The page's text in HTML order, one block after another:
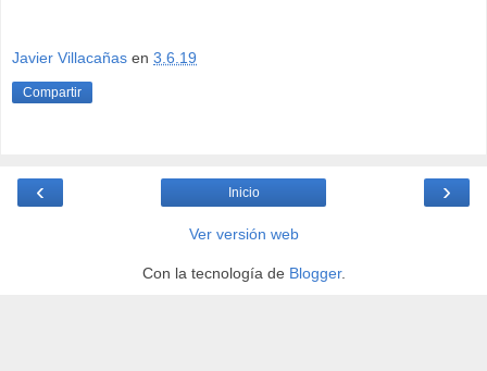
Javier Villacañas en 3.6.19
Compartir
‹ ›
Inicio
Ver versión web
Con la tecnología de Blogger.